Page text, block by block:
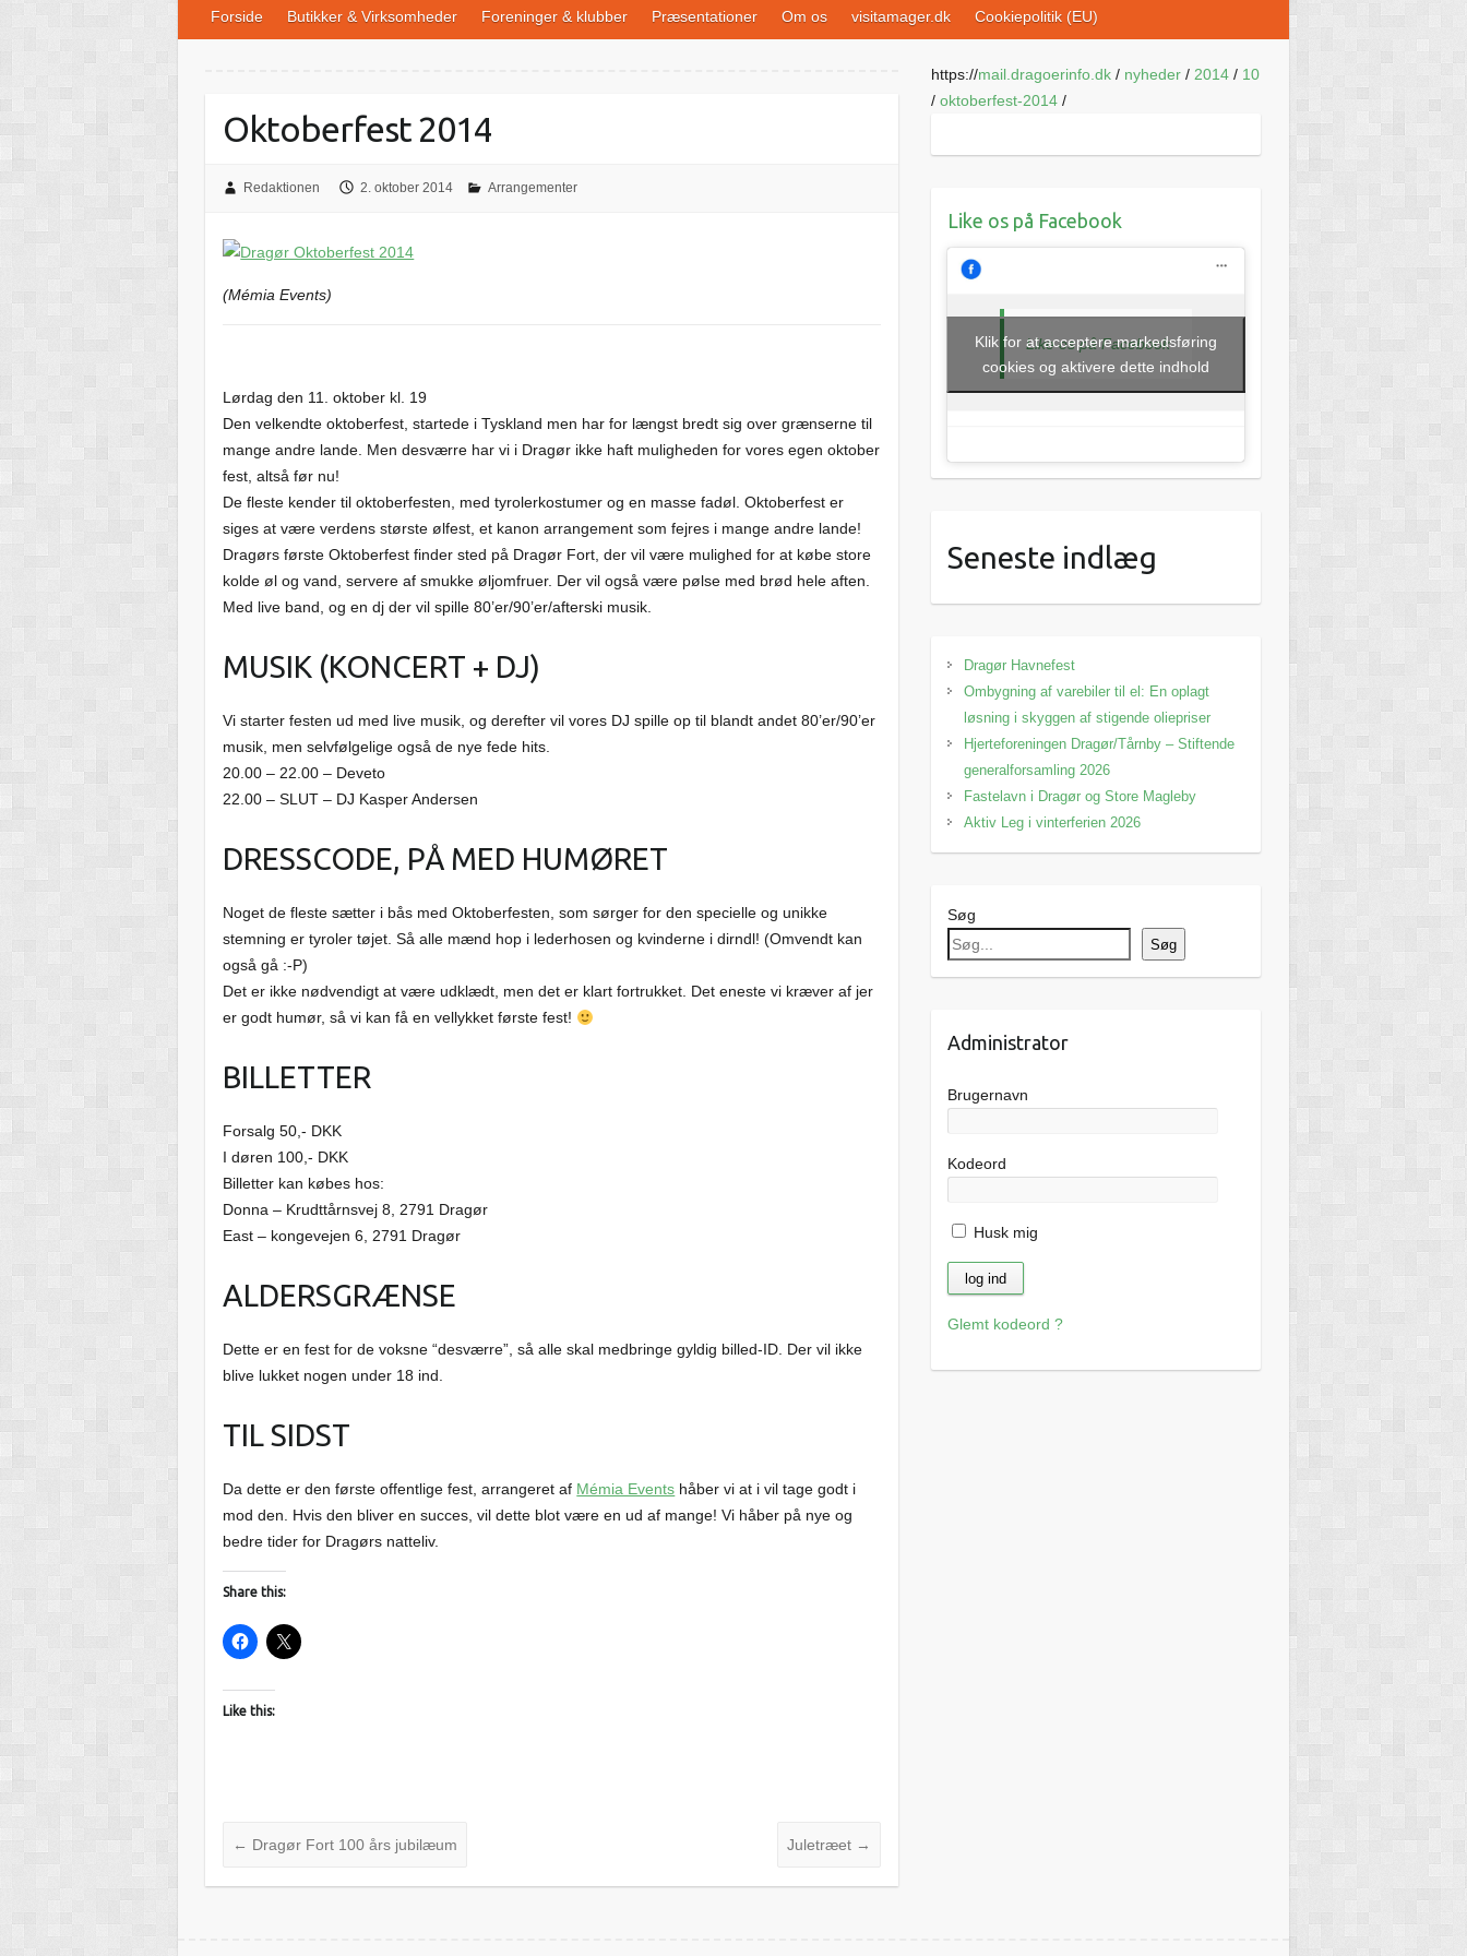
Forside Butikker & Virksomheder Foreninger & klubber Præsentationer Om os visitamager.dk Cookiepolitik (EU)
Oktoberfest 2014
Redaktionen 2. oktober 2014 Arrangementer
(Mémia Events)
Lørdag den 11. oktober kl. 19
Den velkendte oktoberfest, startede i Tyskland men har for længst bredt sig over grænserne til
mange andre lande. Men desværre har vi i Dragør ikke haft muligheden for vores egen oktober
fest, altså før nu!
De fleste kender til oktoberfesten, med tyrolerkostumer og en masse fadøl. Oktoberfest er
siges at være verdens største ølfest, et kanon arrangement som fejres i mange andre lande!
Dragørs første Oktoberfest finder sted på Dragør Fort, der vil være mulighed for at købe store
kolde øl og vand, servere af smukke øljomfruer. Der vil også være pølse med brød hele aften.
Med live band, og en dj der vil spille 80’er/90’er/afterski musik.
MUSIK (KONCERT + DJ)
Vi starter festen ud med live musik, og derefter vil vores DJ spille op til blandt andet 80’er/90’er
musik, men selvfølgelige også de nye fede hits.
20.00 – 22.00 – Deveto
22.00 – SLUT – DJ Kasper Andersen
DRESSCODE, PÅ MED HUMØRET
Noget de fleste sætter i bås med Oktoberfesten, som sørger for den specielle og unikke
stemning er tyroler tøjet. Så alle mænd hop i lederhosen og kvinderne i dirndl! (Omvendt kan
også gå :-P)
Det er ikke nødvendigt at være udklædt, men det er klart fortrukket. Det eneste vi kræver af jer
er godt humør, så vi kan få en vellykket første fest!
BILLETTER
Forsalg 50,- DKK
I døren 100,- DKK
Billetter kan købes hos:
Donna – Krudttårnsvej 8, 2791 Dragør
East – kongevejen 6, 2791 Dragør
ALDERSGRÆNSE
Dette er en fest for de voksne “desværre”, så alle skal medbringe gyldig billed-ID. Der vil ikke
blive lukket nogen under 18 ind.
TIL SIDST
Da dette er den første offentlige fest, arrangeret af Mémia Events håber vi at i vil tage godt i
mod den. Hvis den bliver en succes, vil dette blot være en ud af mange! Vi håber på nye og
bedre tider for Dragørs natteliv.
Share this:
Like this:
← Dragør Fort 100 års jubilæum Juletræet →
https://mail.dragoerinfo.dk/ nyheder/ 2014/ 10
/ oktoberfest-2014/
Like os på Facebook
Like os på Facebook
Klik for at acceptere markedsføring
cookies og aktivere dette indhold
Seneste indlæg
Dragør Havnefest
Ombygning af varebiler til el: En oplagt
løsning i skyggen af stigende oliepriser
Hjerteforeningen Dragør/Tårnby – Stiftende
generalforsamling 2026
Fastelavn i Dragør og Store Magleby
Aktiv Leg i vinterferien 2026
Søg
Søg
Administrator
Brugernavn
Kodeord
Husk mig
Glemt kodeord ?